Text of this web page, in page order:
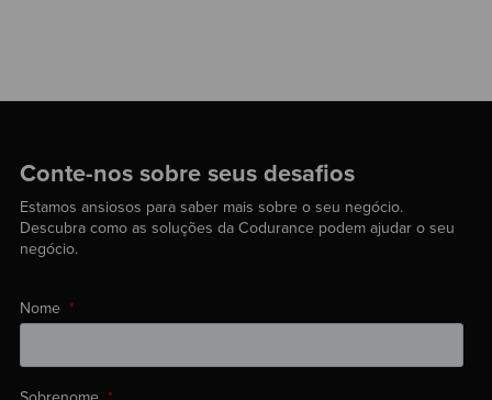
Conte-nos sobre seus desafios
Estamos ansiosos para saber mais sobre o seu negócio.
Descubra como as soluções da Codurance podem ajudar o seu
negócio.
Nome *